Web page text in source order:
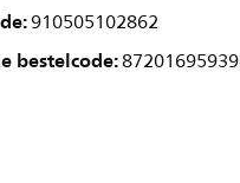
910505102862
bestelcode: